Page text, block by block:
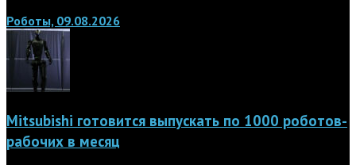
Роботы, 09.08.2026
Mitsubishi готовится выпускать по 1000 роботов-
рабочих в месяц